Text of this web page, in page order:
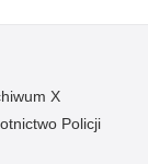
X
Policji